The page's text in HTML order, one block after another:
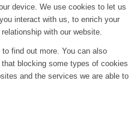
device. We use cookies to let us
interact with us, to enrich your
with our website.
find out more. You can also
blocking some types of cookies
and the services we are able to